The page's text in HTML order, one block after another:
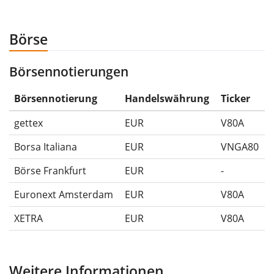
-50%.
Die Wertentwicklungsangaben für ETFs beinhalten
Ausschüttungen (falls vorhanden).
Börse
Börsennotierungen
Börsennotierung Handelswährung
Ticker
gettex
EUR
V80A
Borsa Italiana
EUR
VNGA80
Börse Frankfurt
EUR
-
Euronext Amsterdam
EUR
V80A
XETRA
EUR V80A